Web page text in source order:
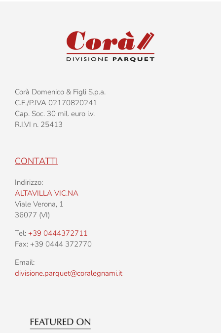
Corà Domenico & Figli S.p.a.
C.F./P.IVA 02170820241
Cap. Soc. 30 mil. euro i.v.
R.I.VI n. 25413
CONTATTI
Indirizzo:
ALTAVILLA VIC.NA
Viale Verona, 1
36077 (VI)
Tel: +39 0444372711
Fax: +39 0444 372770
Email:
divisione.parquet@coralegnami.it